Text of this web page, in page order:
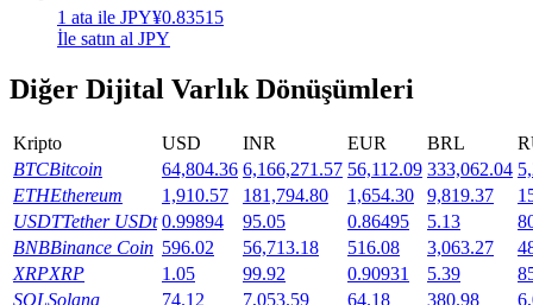
Günlük rekabetçi ödüller kazanın
1 ata ile JPY¥0.83515
İle satın al JPY
Diğer Dijital Varlık Dönüşümleri
Kripto USD INR EUR BRL
BTCBitcoin 64,804.36 6,166,271.57 56,112.09 333,062.04
ETHEthereum 1,910.57 181,794.80 1,654.30 9,819.37
USDTTether USDt 0.99894 95.05 0.86495 5.13
BNBBinance Coin 596.02 56,713.18 516.08 3,063.27
XRPXRP 1.05 99.92 0.90931 5.39
SOLSolana 74.12 7,053.59 64.18 380.98